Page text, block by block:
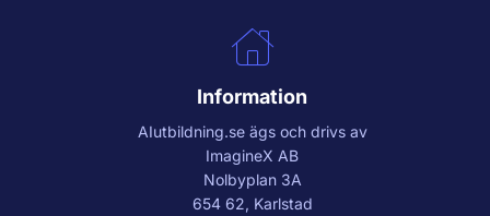
Information
AIutbildning.seägs och drivs av
ImagineX AB
Nolbyplan 3A
654 62, Karlstad